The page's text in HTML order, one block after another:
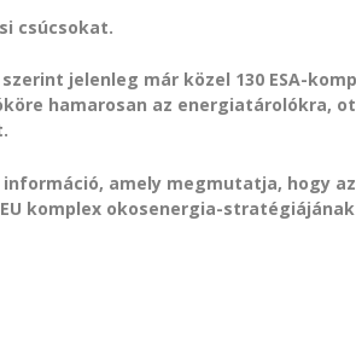
csúcsokat.
szerint jelenleg már közel 130 ESA-
hamarosan az energiatárolókra,
amely megmutatja, hogy az
komplex okosenergia-